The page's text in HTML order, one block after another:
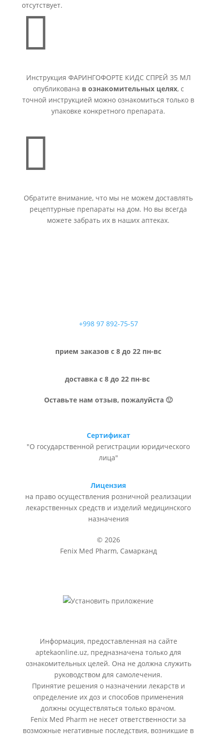
отсутствует.

Инструкция ФАРИНГОФОРТЕ КИДС СПРЕЙ 35 МЛ
опубликована в ознакомительных целях, с
точной инструкцией можно ознакомиться только в
упаковке конкретного препарата.

Обратите внимание, что мы не можем доставлять
рецептурные препараты на дом. Но вы всегда
можете забрать их в наших аптеках.
+998 97 892-75-57
прием заказов с 8 до 22 пн-вс
доставка с 8 до 22 пн-вс
Оставьте нам отзыв, пожалуйста 🙂
Сертификат
"О государственной регистрации юридического
лица"
Лицензия
на право осуществления розничной реализации
лекарственных средств и изделий медицинского
назначения
© 2026
Fenix Med Pharm, Самарканд
Информация, предоставленная на сайте
aptekaonline.uz, предназначена только для
ознакомительных целей. Она не должна служить
руководством для самолечения.
Принятие решения о назначении лекарств и
определение их доз и способов применения
должны осуществляться только врачом.
Fenix Med Pharm не несет ответственности за
возможные негативные последствия, возникшие в